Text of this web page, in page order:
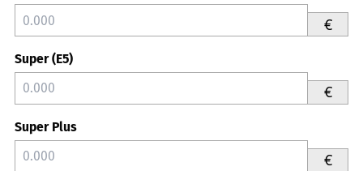
€
Super (E5)
€
Super Plus
€